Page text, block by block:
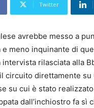
Twitter
avrebbe messo a
e meno inquinante di
intervista rilasciata alla
circuito direttamente
su cui è stato
dall’inchiostro fa sì